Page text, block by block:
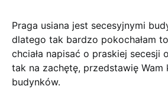
Praga usiana jest secesyjnymi
dlatego tak bardzo pokochałam
chciała napisać o praskiej secesji
tak na zachętę, przedstawię Wam
budynków.